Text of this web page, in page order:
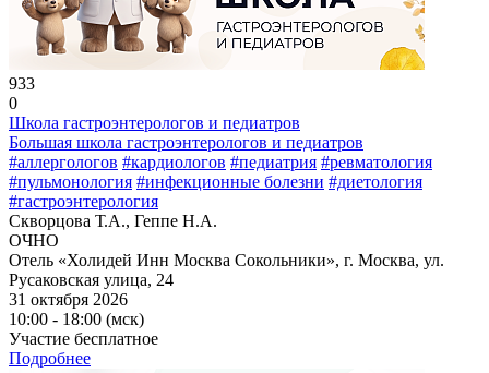
933
0
Школа гастроэнтерологов и педиатров
Большая школа гастроэнтерологов и педиатров
#аллергологов #кардиологов #педиатрия #ревматология
#пульмонология #инфекционные болезни #диетология
#гастроэнтерология
Скворцова Т.А., Геппе Н.А.
ОЧНО
Отель «Холидей Инн Москва Сокольники», г. Москва, ул.
Русаковская улица, 24
31 октября 2026
10:00 - 18:00 (мск)
Участие бесплатное
Подробнее